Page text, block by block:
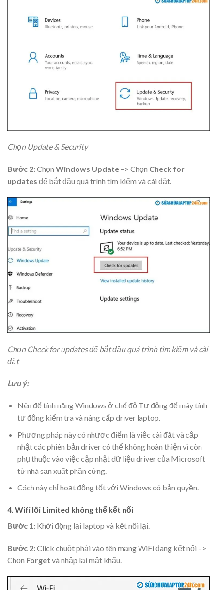
Chọn Update & Security
Bước 2:Chọn Windows Update –> Chọn Check for
updates để bắt đầu quá trình tìm kiếm và cài đặt.
Chọn Check for updates để bắt đầu quá trình tìm kiếm và cài
đặt
Lưu ý:
Nên để tính năng Windows ở chế độ Tự động để máy tính
tự động kiểm tra và nâng cấp driver laptop.
Phương pháp này có nhược điểm là việc cài đặt và cập
nhật các phiên bản driver có thể không hoàn thiện vì còn
phụ thuộc vào việc cập nhật dữ liệu driver của Microsoft
từ nhà sản xuất phần cứng.
Cách này chỉ hoạt động tốt với Windows có bản quyền.
4. Wifi lỗi Limited không thể kết nối
Bước 1: Khởi động lại laptop và kết nối lại.
Bước 2:Click chuột phải vào tên mạng WiFi đang kết nối –>
Chọn Forget và nhập lại mật khẩu.